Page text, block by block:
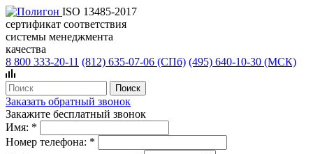
ISO 13485-2017
сертификат соответствия
системы менеджмента
качества
8 800 333-20-11 (812) 635-07-06 (СПб) (495) 640-10-30 (МСК)
Заказать обратный звонок
Закажите бесплатный звонок
Имя: *
Номер телефона: *